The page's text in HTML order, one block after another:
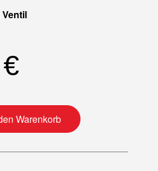
€
Auslass Menge
Warenkorb